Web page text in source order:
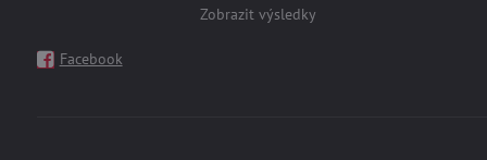
Zobrazit výsledky
Facebook